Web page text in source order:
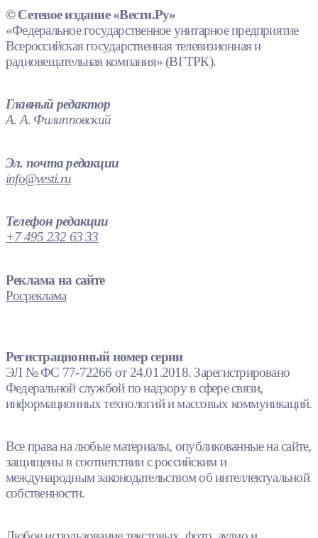
© Сетевое издание «Вести.Ру»
«Федеральное государственное унитарное предприятие
Всероссийская государственная телевизионная и
радиовещательная компания» (ВГТРК).
Главный редактор
А. А. Филипповский
Эл. почта редакции
info@vesti.ru
Телефон редакции
+7 495 232 63 33
Реклама на сайте
Росреклама
Регистрационный номер серии
ЭЛ № ФС 77-72266 от 24.01.2018. Зарегистрировано
Федеральной службой по надзору в сфере связи,
информационных технологий и массовых коммуникаций.
Все права на любые материалы, опубликованные на сайте,
защищены в соответствии с российским и
международным законодательством об интеллектуальной
собственности.